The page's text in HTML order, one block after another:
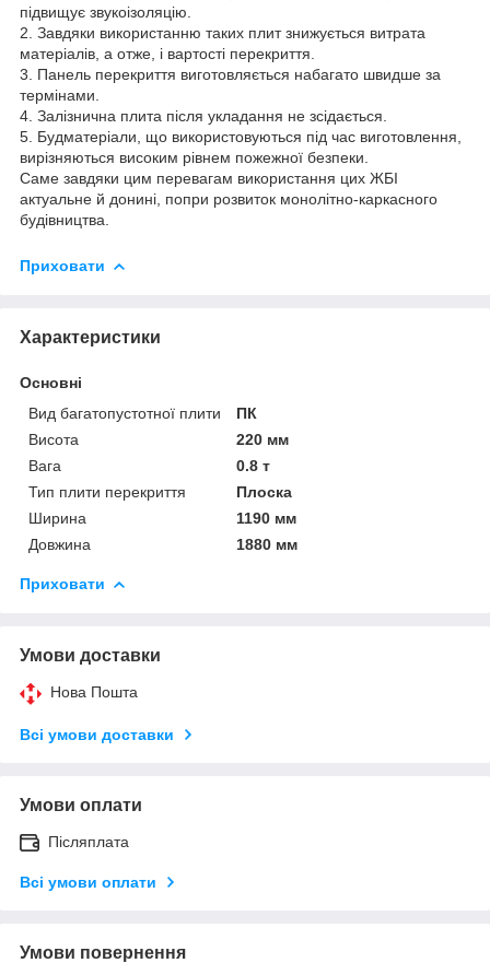
підвищує звукоізоляцію.
2. Завдяки використанню таких плит знижується витрата
матеріалів, а отже, і вартості перекриття.
3. Панель перекриття виготовляється набагато швидше за
термінами.
4. Залізнична плита після укладання не зсідається.
5. Будматеріали, що використовуються під час виготовлення,
вирізняються високим рівнем пожежної безпеки.
Саме завдяки цим перевагам використання цих ЖБІ
актуальне й донині, попри розвиток монолітно-каркасного
будівництва.
Приховати
Характеристики
Основні
Вид багатопустотної плити
ПК
Висота
220 мм
Вага
0.8 т
Тип плити перекриття
Плоска
Ширина
1190 мм
Довжина
1880 мм
Приховати
Умови доставки
Нова Пошта
Всі умови доставки
Умови оплати
Післяплата
Всі умови оплати
Умови повернення